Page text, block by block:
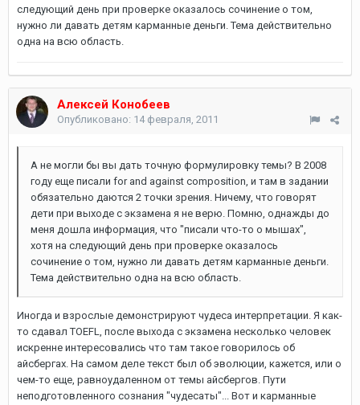
следующий день при проверке оказалось сочинение о том,
нужно ли давать детям карманные деньги. Тема действительно
одна на всю область.
Алексей Конобеев
Опубликовано: 14 февраля, 2011
А не могли бы вы дать точную формулировку темы? В 2008
году еще писали for and against composition, и там в задании
обязательно даются 2 точки зрения. Ничему, что говорят
дети при выходе с экзамена я не верю. Помню, однажды до
меня дошла информация, что "писали что-то о мышах",
хотя на следующий день при проверке оказалось
сочинение о том, нужно ли давать детям карманные деньги.
Тема действительно одна на всю область.
Иногда и взрослые демонстрируют чудеса интерпретации. Я как-
то сдавал TOEFL, после выхода с экзамена несколько человек
искренне интересовались что там такое говорилось об
айсбергах. На самом деле текст был об эволюции, кажется, или о
чем-то еще, равноудаленном от темы айсбергов. Пути
неподготовленного сознания "чудесаты"... Вот и карманные